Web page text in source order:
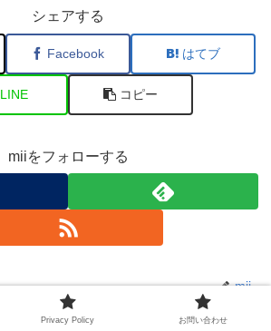
シェアする
Facebook はてブ
LINE コピー
miiをフォローする
mii
Privacy Policy お問い合わせ